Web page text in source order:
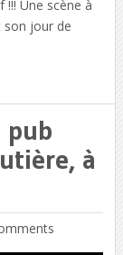
Une scène à
son jour de
pub
à